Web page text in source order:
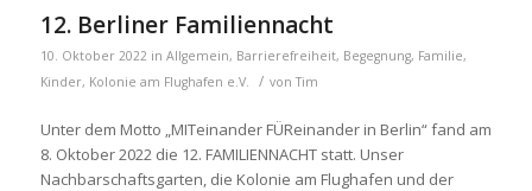
12. Berliner Familiennacht
10. Oktober 2022 in Allgemein, Barrierefreiheit, Begegnung, Familie,
Kinder, Kolonie am Flughafen e.V. / vonTim
Unter dem Motto „MITeinander FÜReinander in Berlin“ fand am
8. Oktober 2022 die 12. FAMILIENNACHT statt. Unser
Nachbarschaftsgarten, die Kolonie am Flughafen und der